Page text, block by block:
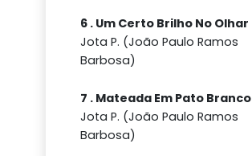
6 . Um Certo Brilho No Olhar
Jota P. (João Paulo Ramos
Barbosa)
7 . Mateada Em Pato Branco
Jota P. (João Paulo Ramos
Barbosa)